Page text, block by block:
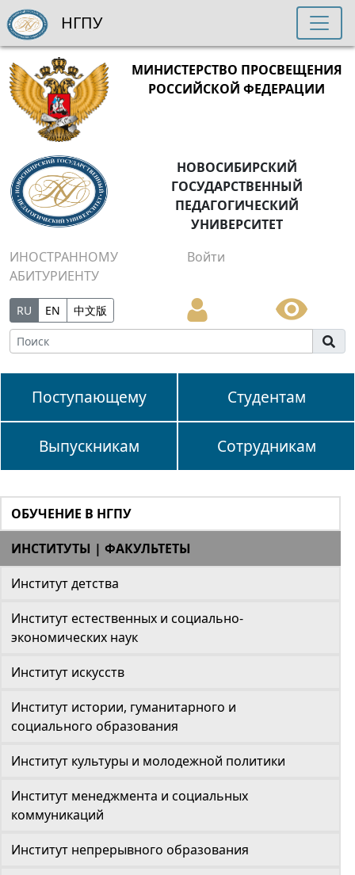
МИНИСТЕРСТВО ПРОСВЕЩЕНИЯ
РОССИЙСКОЙ ФЕДЕРАЦИИ
НОВОСИБИРСКИЙ
ГОСУДАРСТВЕННЫЙ
ПЕДАГОГИЧЕСКИЙ
УНИВЕРСИТЕТ
ИНОСТРАННОМУ
АБИТУРИЕНТУ
Войти
RU EN 中文版
Поступающему Студентам
Выпускникам Сотрудникам
НГПУ
ОБУЧЕНИЕ В НГПУ
ИНСТИТУТЫ | ФАКУЛЬТЕТЫ
Институт детства
Институт естественных и социально-
экономических наук
Институт искусств
Институт истории, гуманитарного и
социального образования
Институт культуры и молодежной политики
Институт менеджмента и социальных
коммуникаций
Институт непрерывного образования